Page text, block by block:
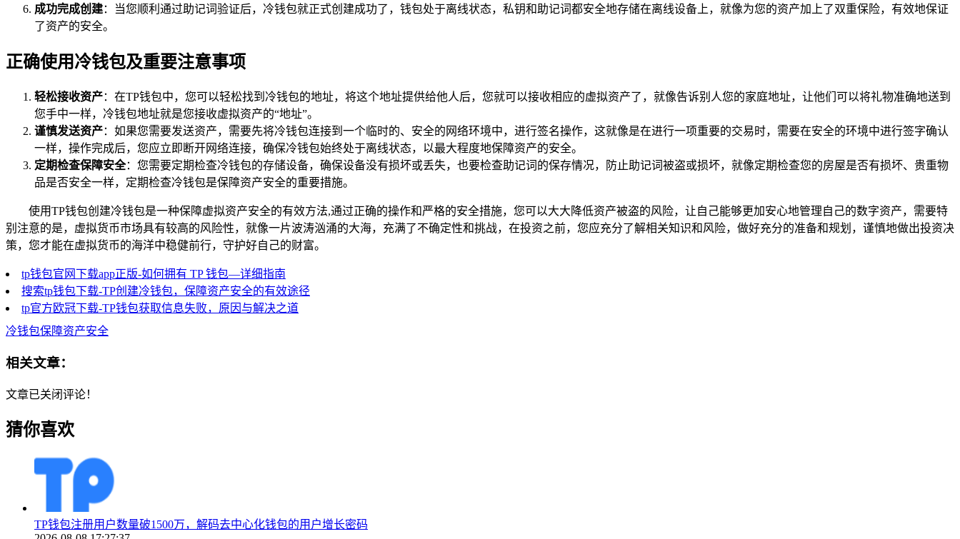
成功完成创建：当您顺利通过助记词验证后，冷钱包就正式创建成功了，钱包处于离线状态，私钥和助记词都安全地存储在离线设备上，就像为您的资产加上了双重保险，有效地保证
了资产的安全。
正确使用冷钱包及重要注意事项
轻松接收资产：在TP钱包中，您可以轻松找到冷钱包的地址，将这个地址提供给他人后，您就可以接收相应的虚拟资产了，就像告诉别人您的家庭地址，让他们可以将礼物准确地送到
您手中一样，冷钱包地址就是您接收虚拟资产的“地址”。
谨慎发送资产：如果您需要发送资产，需要先将冷钱包连接到一个临时的、安全的网络环境中，进行签名操作，这就像是在进行一项重要的交易时，需要在安全的环境中进行签字确认
一样，操作完成后，您应立即断开网络连接，确保冷钱包始终处于离线状态，以最大程度地保障资产的安全。
定期检查保障安全：您需要定期检查冷钱包的存储设备，确保设备没有损坏或丢失，也要检查助记词的保存情况，防止助记词被盗或损坏，就像定期检查您的房屋是否有损坏、贵重物
品是否安全一样，定期检查冷钱包是保障资产安全的重要措施。
使用TP钱包创建冷钱包是一种保障虚拟资产安全的有效方法,通过正确的操作和严格的安全措施，您可以大大降低资产被盗的风险，让自己能够更加安心地管理自己的数字资产，需要特
别注意的是，虚拟货币市场具有较高的风险性，就像一片波涛汹涌的大海，充满了不确定性和挑战，在投资之前，您应充分了解相关知识和风险，做好充分的准备和规划，谨慎地做出投资决
策，您才能在虚拟货币的海洋中稳健前行，守护好自己的财富。
tp钱包官网下载app正版-如何拥有 TP 钱包—详细指南
搜索tp钱包下载-TP创建冷钱包，保障资产安全的有效途径
tp官方欧冠下载-TP钱包获取信息失败，原因与解决之道
冷钱包保障资产安全
相关文章：
文章已关闭评论！
猜你喜欢
TP钱包注册用户数量破1500万，解码去中心化钱包的用户增长密码